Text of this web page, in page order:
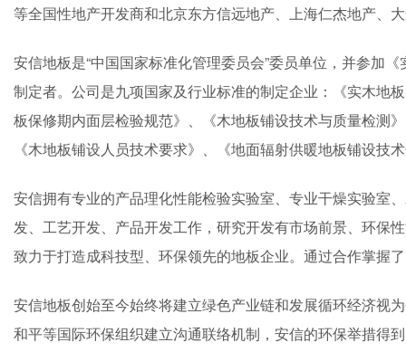
等全国性地产开发商和北京东方信远地产、上海仁杰地产、
安信地板是“中国国家标准化管理委员会”委员单位，并参加
制定者。公司是九项国家及行业标准的制定企业：《实木地
板保修期内面层检验规范》、《木地板铺设技术与质量检测
《木地板铺设人员技术要求》、《地面辐射供暖地板铺设技
安信拥有专业的产品理化性能检验实验室、专业干燥实验室
发、工艺开发、产品开发工作，研究开发有市场前景、环保
致力于打造成科技型、环保领先的地板企业。通过合作掌握
安信地板创始至今始终将建立绿色产业链和发展循环经济视
和平等国际环保组织建立沟通联络机制，安信的环保举措得